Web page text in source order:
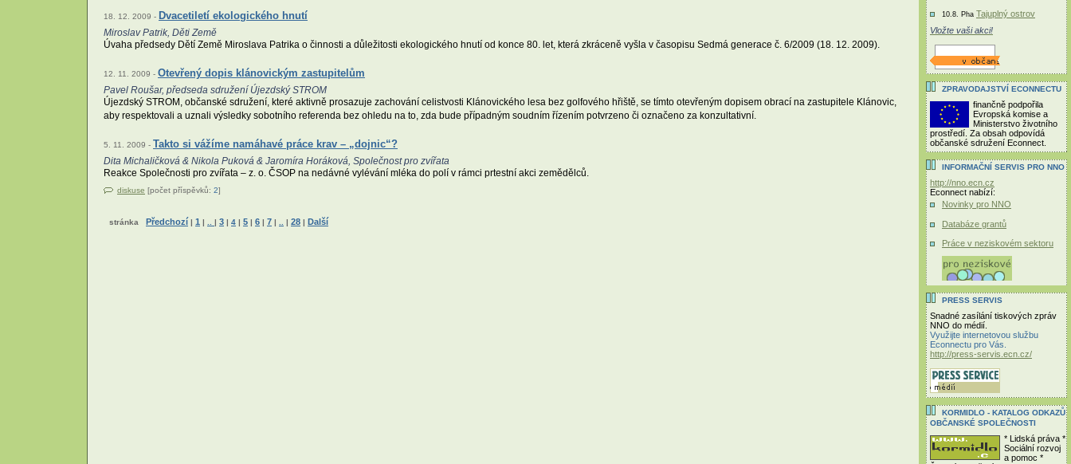
18. 12. 2009 - Dvacetiletí ekologického hnutí
Miroslav Patrik, Děti Země
Úvaha předsedy Dětí Země Miroslava Patrika o činnosti a důležitosti ekologického hnutí od konce 80. let, která zkráceně vyšla v časopisu Sedmá generace č. 6/2009 (18. 12. 2009).
12. 11. 2009 - Otevřený dopis klánovickým zastupitelům
Pavel Roušar, předseda sdružení Újezdský STROM
Újezdský STROM, občanské sdružení, které aktivně prosazuje zachování celistvosti Klánovického lesa bez golfového hřiště, se tímto otevřeným dopisem obrací na zastupitele Klánovic,
aby respektovali a uznali výsledky sobotního referenda bez ohledu na to, zda bude případným soudním řízením potvrzeno či označeno za konzultativní.
5. 11. 2009 - Takto si vážíme namáhavé práce krav – „dojnic“?
Dita Michaličková & Nikola Puková & Jaromíra Horáková, Společnost pro zvířata
Reakce Společnosti pro zvířata – z. o. ČSOP na nedávné vylévání mléka do polí v rámci prtestní akci zemědělců.
diskuse [počet příspěvků: 2]
stránka Předchozí | 1 | .. | 3 | 4 | 5 | 6 | 7 | .. | 28 | Další
10.8. Pha Tajuplný ostrov
Vložte vaši akci!
ZPRAVODAJSTVÍ ECONNECTU
finančně podpořila
Evropská komise a
Ministerstvo životního
prostředí. Za obsah odpovídá
občanské sdružení Econnect.
INFORMAČNÍ SERVIS PRO NNO
http://nno.ecn.cz
Econnect nabízí:
Novinky pro NNO
Databáze grantů
Práce v neziskovém sektoru
PRESS SERVIS
Snadné zasílání tiskových zpráv
NNO do médií.
Využijte internetovou službu
Econnectu pro Vás.
http://press-servis.ecn.cz/
KORMIDLO - KATALOG ODKAZŮ
OBČANSKÉ SPOLEČNOSTI
* Lidská práva *
Sociální rozvoj
a pomoc *